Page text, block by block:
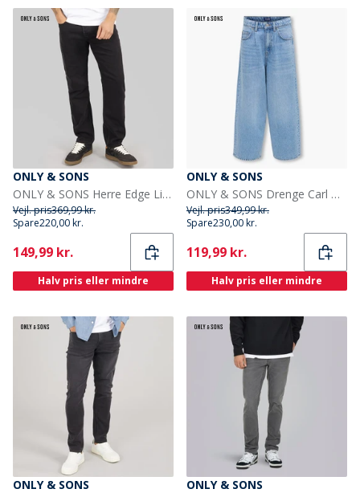
ONLY & SONS
ONLY & SONS Herre Edge Lige Pasform Jeans Black Denim
Vejl. pris369,99 kr.
Spare220,00 kr.
Current
149,99 kr.
Halv pris eller mindre
ONLY & SONS
ONLY & SONS Drenge Carl Ballon Fit Jeans Medium Blue Denim
Vejl. pris349,99 kr.
Spare230,00 kr.
Current
119,99 kr.
Halv pris eller mindre
ONLY & SONS
ONLY & SONS